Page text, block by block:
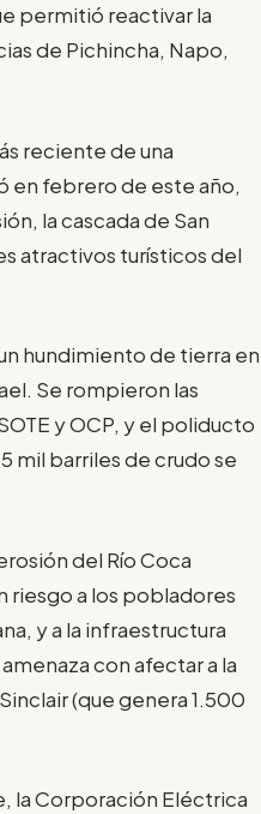
permitió reactivar la
de Pichincha, Napo,
reciente de una
en febrero de este año,
la cascada de San
atractivos turísticos del
hundimiento de tierra en
Se rompieron las
y OCP, y el poliducto
mil barriles de crudo se
del Río Coca
riesgo a los pobladores
y a la infraestructura
con afectar a la
(que genera 1.500
la Corporación Eléctrica